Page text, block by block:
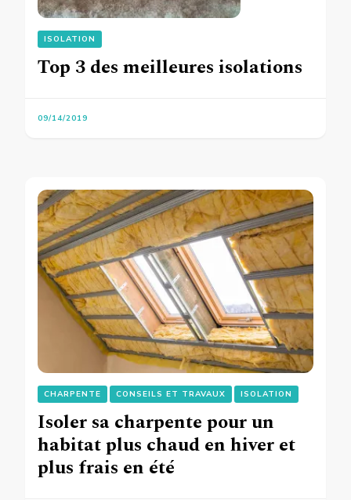
ISOLATION
Top 3 des meilleures isolations
09/14/2019
CHARPENTE CONSEILS ET TRAVAUX ISOLATION
Isoler sa charpente pour un
habitat plus chaud en hiver et
plus frais en été